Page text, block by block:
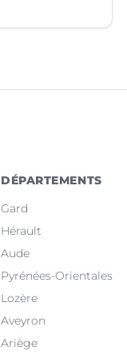
qualité de
DÉPARTEMENTS
Gard
Hérault
Aude
Pyrénées-Orientales
Lozère
Aveyron
Ariège